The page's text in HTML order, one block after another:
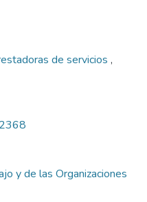
de servicios ,
y de las Organizaciones